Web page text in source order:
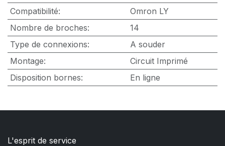
Compatibilité:
Omron LY
Nombre de broches:
14
Type de connexions:
A souder
Montage:
Circuit Imprimé
Disposition bornes: En ligne
L'esprit de service